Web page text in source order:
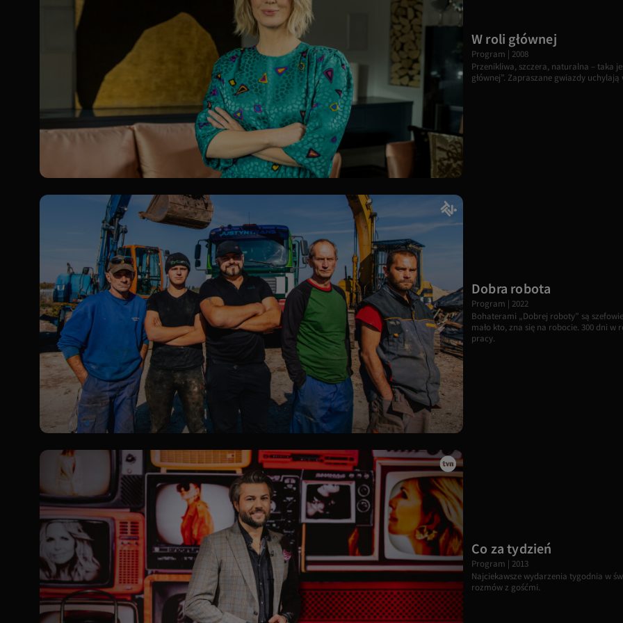
W roli głównej
Program | 2008
Przenikliwa, szczera, naturalna – taka
głównej”. Zapraszane gwiazdy
Dobra robota
Program | 2022
Bohaterami „Dobrej roboty” są
mało kto, zna się na robocie. 300 dni
pracy.
Co za tydzień
Program | 2013
Najciekawsze wydarzenia tygodnia w
rozmów z gośćmi.